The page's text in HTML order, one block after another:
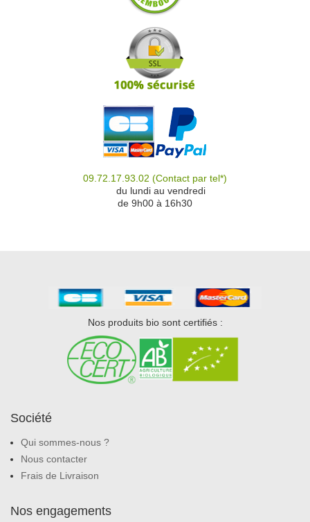
09.72.17.93.02 (Contact par tel*)
du lundi au vendredi
de 9h00 à 16h30
Nos produits bio sont certifiés :
Société
Qui sommes-nous ?
Nous contacter
Frais de Livraison
Nos engagements